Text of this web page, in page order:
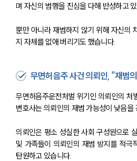
며 자신의 범행을 진심을 다해 반성하고
뿐만 아니라 재범하지 않기 위해 자신의
지 자체를 없애 버리기도 했습니다.
무면허음주 사건 의뢰인, “재범
무면허음주운전처벌 위기인 의뢰인의 처
변호사는 의뢰인의 재범 가능성이 낮음을
의뢰인은 평소 성실한 사회 구성원으로
및 가족들이 의뢰인의 재범 방지를 적극
탄원하고 있습니다.